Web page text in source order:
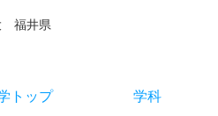
福井県
トップ 学科